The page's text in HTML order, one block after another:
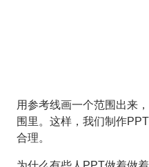
用参考线画一个范围出来
围里。这样，我们制作
合理。